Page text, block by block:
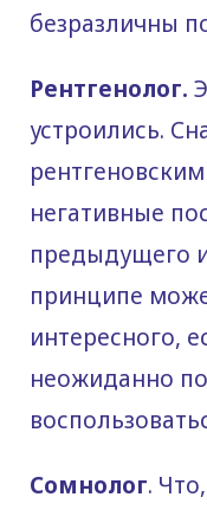
безразличны
Рентгенолог.
устроились.
негативные
предыдущего
принципе
интересного,
неожиданно
Сомнолог.